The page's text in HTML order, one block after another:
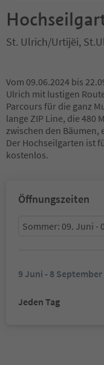
St. Ulrich/Urtijëi,
Vom 09.06.2024 bis
Ulrich mit lustigen
Parcours für die ganz
lange ZIP Line, die 480
zwischen den Bäumen,
Der Hochseilgarten ist
kostenlos.
Öffnungszeiten
Sommer: 09. Juni -
9 Juni - 8 September
Jeden Tag